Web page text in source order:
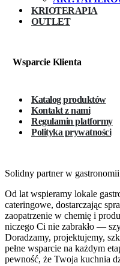
KRIOTERAPIA
OUTLET
Wsparcie Klienta
Katalog produktów
Kontakt z nami
Regulamin platformy
Polityka prywatności
Solidny partner w gastronomii
Od lat wspieramy lokale
cateringowe, dostarczając
zaopatrzenie w chemię i
niczego Ci nie zabrakło —
Doradzamy, projektujemy,
pełne wsparcie na każdym
pewność, że Twoja kuchnia